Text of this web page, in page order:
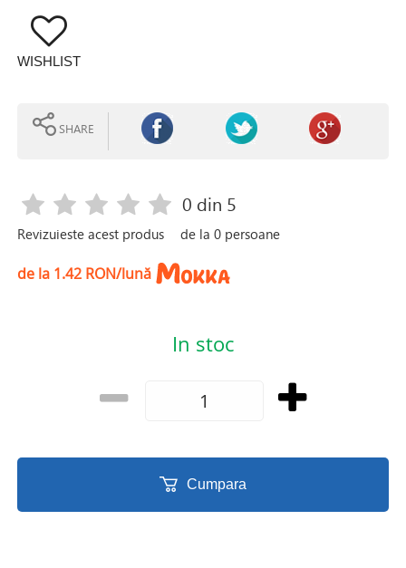
WISHLIST
SHARE
Revizuieste acest produs
0 din 5
de la0 persoane
de la 1.42 RON/lună
In stoc
Cumpara